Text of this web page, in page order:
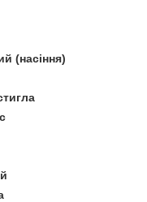
(насіння)